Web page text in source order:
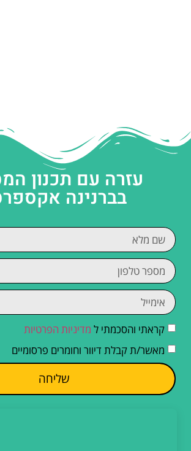
עזרה עם תכנון
בברנינה
קראתי והסכמתי ל מדיניות הפרטיות
מאשר/ת קבלת דיוור וחומרים פרסומיים
שליחה